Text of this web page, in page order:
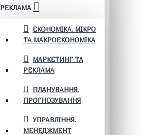
РЕКЛАМА
ЕКОНОМІКА. МІКРО
ТА МАКРОЕКОНОМІКА
МАРКЕТИНГ ТА
РЕКЛАМА
ПЛАНУВАННЯ.
ПРОГНОЗУВАННЯ
УПРАВЛІННЯ.
МЕНЕДЖМЕНТ